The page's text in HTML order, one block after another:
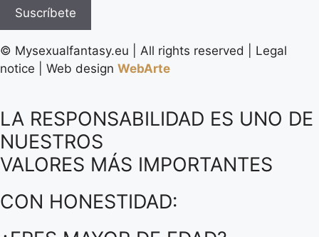
Suscríbete
©️ Mysexualfantasy.eu | All rights reserved | Legal
notice | Web design WebArte
LA RESPONSABILIDAD ES UNO DE
NUESTROS
VALORES MÁS IMPORTANTES
CON HONESTIDAD: